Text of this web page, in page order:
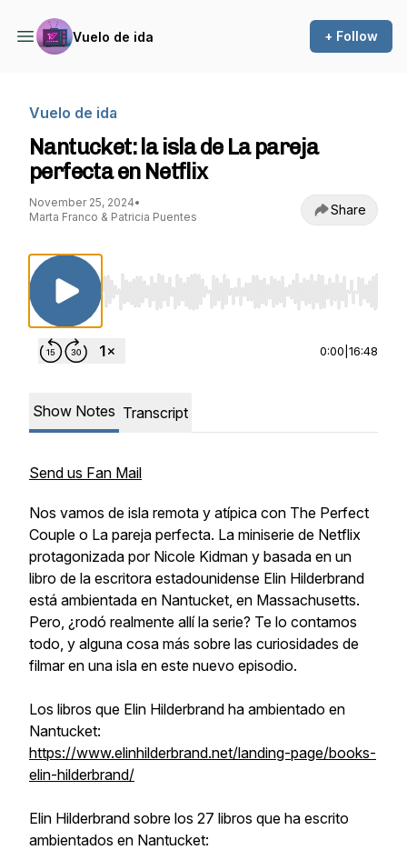
Vuelo de ida + Follow
Vuelo de ida
Nantucket: la isla de La pareja
perfecta en Netflix
November 25, 2024•
Marta Franco & Patricia Puentes
Share
Use Left/Right to seek, Home/End to jump
0:00 16:48
Show Notes Transcript
Send us Fan Mail
Nos vamos de isla remota y atípica con The Perfect
Couple o La pareja perfecta. La miniserie de Netflix
protagonizada por Nicole Kidman y basada en un
libro de la escritora estadounidense Elin Hilderbrand
está ambientada en Nantucket, en Massachusetts.
Pero, ¿rodó realmente allí la serie? Te lo contamos
todo, y alguna cosa más sobre las curiosidades de
filmar en una isla en este nuevo episodio.
Los libros que Elin Hilderbrand ha ambientado en
Nantucket:
https://www.elinhilderbrand.net/landing-page/books-
elin-hilderbrand/
Elin Hilderbrand sobre los 27 libros que ha escrito
ambientados en Nantucket: